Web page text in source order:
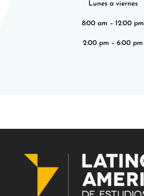
Lunes a viernes
8:00 am – 12:00 pm​​
2:00 pm – 6:00 pm